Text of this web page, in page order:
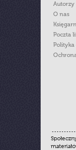
Autorzy
O nas
Poczta
Polityka